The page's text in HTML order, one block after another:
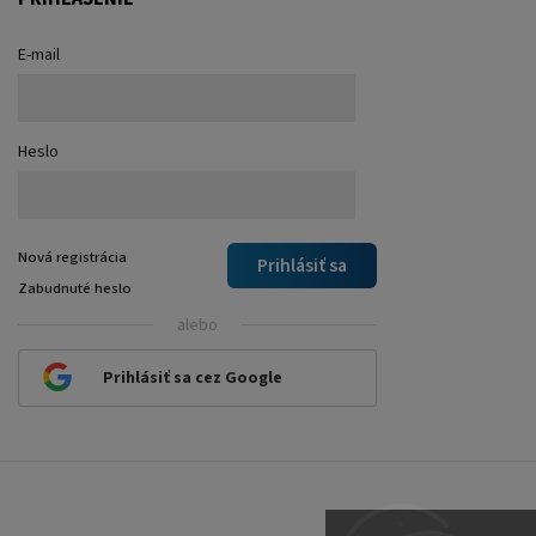
E-mail
Heslo
Prihlásiť sa
Nová registrácia
Zabudnuté heslo
alebo
Prihlásiť sa cez Google